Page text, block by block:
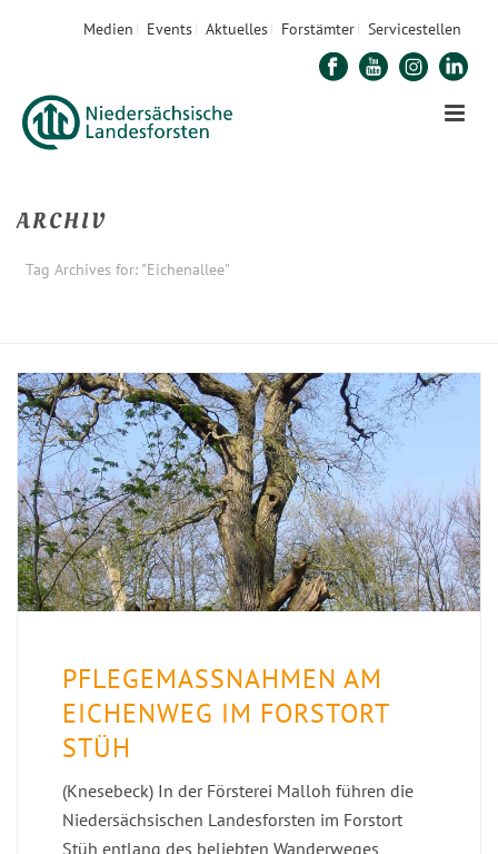
Medien Events Aktuelles Forstämter Servicestellen
ARCHIV
Tag Archives for: "Eichenallee"
PFLEGEMASSNAHMEN AM E
ICHENWEG IM FORSTORT S
TÜH
(Knesebeck) In der Försterei Malloh führen die
Niedersächsischen Landesforsten im Forstort
Stüh entlang des beliebten Wanderweges